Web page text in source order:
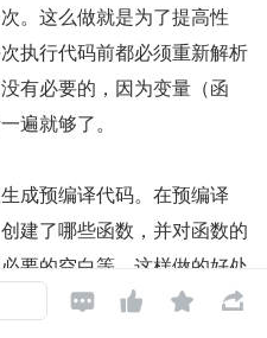
。这么做就是为了提高性
执行代码前都必须重新解析
有必要的，因为变量（函
遍就够了。
成预编译代码。在预编译
建了哪些函数，并对函数的
要的空白等。这样做的好处
为该函数分配栈空间（不需
   